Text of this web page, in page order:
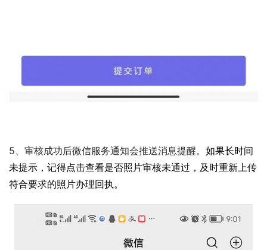
5、审核成功后微信服务通知会推送消息提醒。 如果长时间
未提示，记得点击查看是否照片审核未通过，及时重新上传
符合要求的照片办理回执。